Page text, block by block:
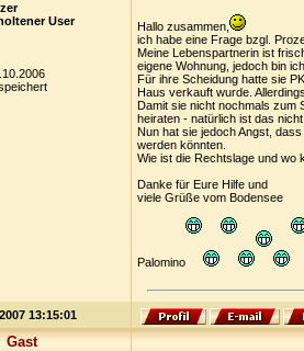
User
Hallo zusammen,
ich habe eine Frage bzgl.
Meine Lebenspartnerin ist
eigene Wohnung, jedoch bin
Für ihre Scheidung hatte sie
Haus verkauft wurde.
Damit sie nicht nochmals zum
heiraten - natürlich ist das
Nun hat sie jedoch Angst,
werden könnten.
Wie ist die Rechtslage und wo
Danke für Eure Hilfe und
viele Grüße vom Bodensee
Palomino
13:15:01
Gast